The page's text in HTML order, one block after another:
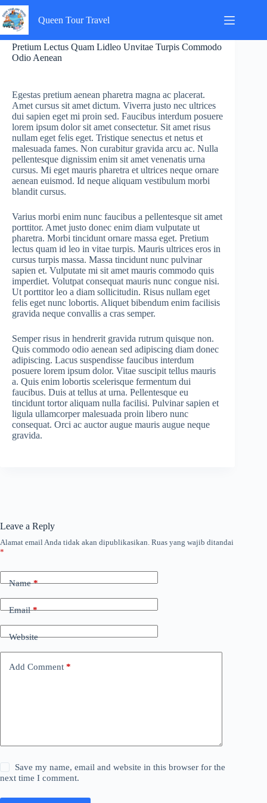
Skip
to
content
Queen Tour Travel
Pretium Lectus Quam Lidleo Unvitae Turpis Commodo
Odio Aenean
Egestas pretium aenean pharetra magna ac placerat.
Amet cursus sit amet dictum. Viverra justo nec ultrices
dui sapien eget mi proin sed. Faucibus interdum posuere
lorem ipsum dolor sit amet consectetur. Sit amet risus
nullam eget felis eget. Tristique senectus et netus et
malesuada fames. Non curabitur gravida arcu ac. Nulla
pellentesque dignissim enim sit amet venenatis urna
cursus. Mi eget mauris pharetra et ultrices neque ornare
aenean euismod. Id neque aliquam vestibulum morbi
blandit cursus.
Varius morbi enim nunc faucibus a pellentesque sit amet
porttitor. Amet justo donec enim diam vulputate ut
pharetra. Morbi tincidunt ornare massa eget. Pretium
lectus quam id leo in vitae turpis. Mauris ultrices eros in
cursus turpis massa. Massa tincidunt nunc pulvinar
sapien et. Vulputate mi sit amet mauris commodo quis
imperdiet. Volutpat consequat mauris nunc congue nisi.
Ut porttitor leo a diam sollicitudin. Risus nullam eget
felis eget nunc lobortis. Aliquet bibendum enim facilisis
gravida neque convallis a cras semper.
Semper risus in hendrerit gravida rutrum quisque non.
Quis commodo odio aenean sed adipiscing diam donec
adipiscing. Lacus suspendisse faucibus interdum
posuere lorem ipsum dolor. Vitae suscipit tellus mauris
a. Quis enim lobortis scelerisque fermentum dui
faucibus. Duis at tellus at urna. Pellentesque eu
tincidunt tortor aliquam nulla facilisi. Pulvinar sapien et
ligula ullamcorper malesuada proin libero nunc
consequat. Orci ac auctor augue mauris augue neque
gravida.
Leave a Reply
Alamat email Anda tidak akan dipublikasikan. Ruas yang wajib ditandai
*
Name*
Email*
Website
Add Comment *
Save my name, email and website in this browser for the
next time I comment.